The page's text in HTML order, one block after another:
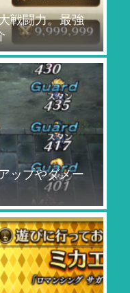
戦闘力。最強
ップやダメー